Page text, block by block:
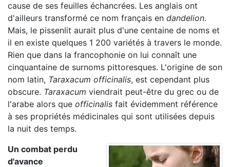
cause de ses feuilles échancrées. Les anglais ont
d'ailleurs transformé ce nom français en dandelion.
Mais, le pissenlit aurait plus d'une centaine de noms et
il en existe quelques 1 200 variétés à travers le monde.
Rien que dans la francophonie on lui connaît une
cinquantaine de surnoms pittoresques. L'origine de son
nom latin, Taraxacum officinalis, est cependant plus
obscure. Taraxacum viendrait peut-être du grec ou de
l'arabe alors que officinalis fait évidemment référence
à ses propriétés médicinales qui sont utilisées depuis
la nuit des temps.
Un combat perdu
d'avance